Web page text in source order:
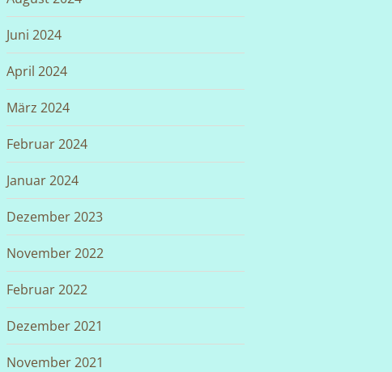
Juni 2024
April 2024
März 2024
Februar 2024
Januar 2024
Dezember 2023
November 2022
Februar 2022
Dezember 2021
November 2021